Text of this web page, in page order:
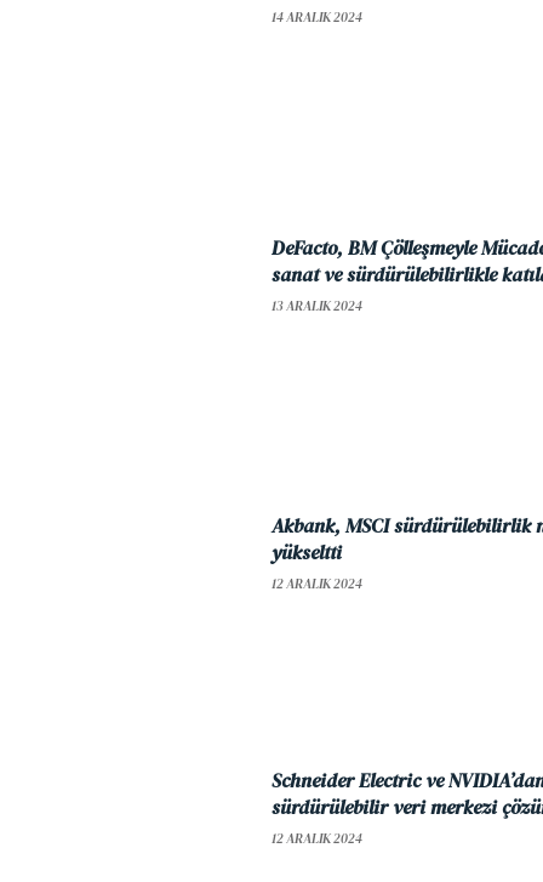
14 ARALIK 2024
DeFacto, BM Çölleşmeyle
sanat ve sürdürülebilirlikle
13 ARALIK 2024
Akbank, MSCI sürdürülebilirlik
yükseltti
12 ARALIK 2024
Schneider Electric ve
sürdürülebilir veri merkezi
12 ARALIK 2024